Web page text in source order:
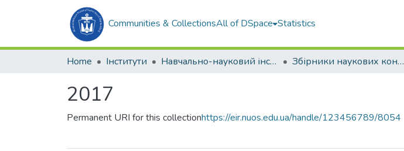
Communities & CollectionsAll of DSpace Statistics
Home Інститути Навчально-науковий інститут автоматики та електротехніки (ННІАЕ) Збірники наукових конференцій (ННІАЕ)
2017
Permanent URI for this collectionhttps://eir.nuos.edu.ua/handle/123456789/8054